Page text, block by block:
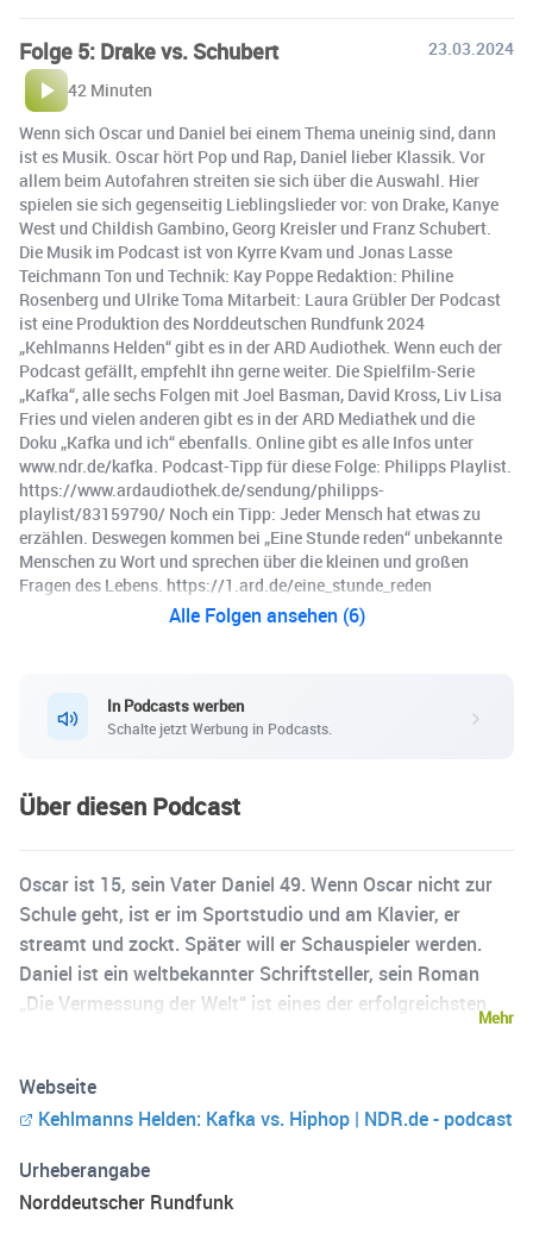
Folge 5: Drake vs. Schubert
23.03.2024
42 Minuten
Wenn sich Oscar und Daniel bei einem Thema uneinig sind, dann
ist es Musik. Oscar hört Pop und Rap, Daniel lieber Klassik. Vor
allem beim Autofahren streiten sie sich über die Auswahl. Hier
spielen sie sich gegenseitig Lieblingslieder vor: von Drake, Kanye
West und Childish Gambino, Georg Kreisler und Franz Schubert.
Die Musik im Podcast ist von Kyrre Kvam und Jonas Lasse
Teichmann Ton und Technik: Kay Poppe Redaktion: Philine
Rosenberg und Ulrike Toma Mitarbeit: Laura Grübler Der Podcast
ist eine Produktion des Norddeutschen Rundfunk 2024
„Kehlmanns Helden“ gibt es in der ARD Audiothek. Wenn euch der
Podcast gefällt, empfehlt ihn gerne weiter. Die Spielfilm-Serie
„Kafka“, alle sechs Folgen mit Joel Basman, David Kross, Liv Lisa
Fries und vielen anderen gibt es in der ARD Mediathek und die
Doku „Kafka und ich“ ebenfalls. Online gibt es alle Infos unter
www.ndr.de/kafka. Podcast-Tipp für diese Folge: Philipps Playlist.
https://www.ardaudiothek.de/sendung/philipps-
playlist/83159790/ Noch ein Tipp: Jeder Mensch hat etwas zu
erzählen. Deswegen kommen bei „Eine Stunde reden“ unbekannte
Menschen zu Wort und sprechen über die kleinen und großen
Fragen des Lebens. https://1.ard.de/eine_stunde_reden
Alle Folgen ansehen (6)
In Podcasts werben
Schalte jetzt Werbung in Podcasts.
Über diesen Podcast
Oscar ist 15, sein Vater Daniel 49. Wenn Oscar nicht zur
Schule geht, ist er im Sportstudio und am Klavier, er
streamt und zockt. Später will er Schauspieler werden.
Daniel ist ein weltbekannter Schriftsteller, sein Roman
„Die Vermessung der Welt“ ist eines der erfolgreichsten
das Drehbuch zur Fiction-Serie „Kafka“ geschrieben. In
diesem Podcast lässt der eine den anderen an seinen
über Kafkas Alpträume und Best of MrBeast.
Mehr
Webseite
Kehlmanns Helden: Kafka vs. Hiphop | NDR.de - podcast
Urheberangabe
Norddeutscher Rundfunk